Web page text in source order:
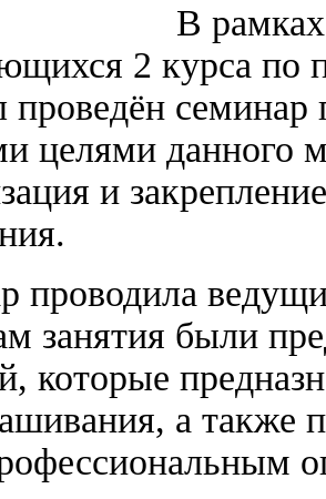
В рамках
2 курса по
проведён
целями данного
и
занятия были
которые
а также